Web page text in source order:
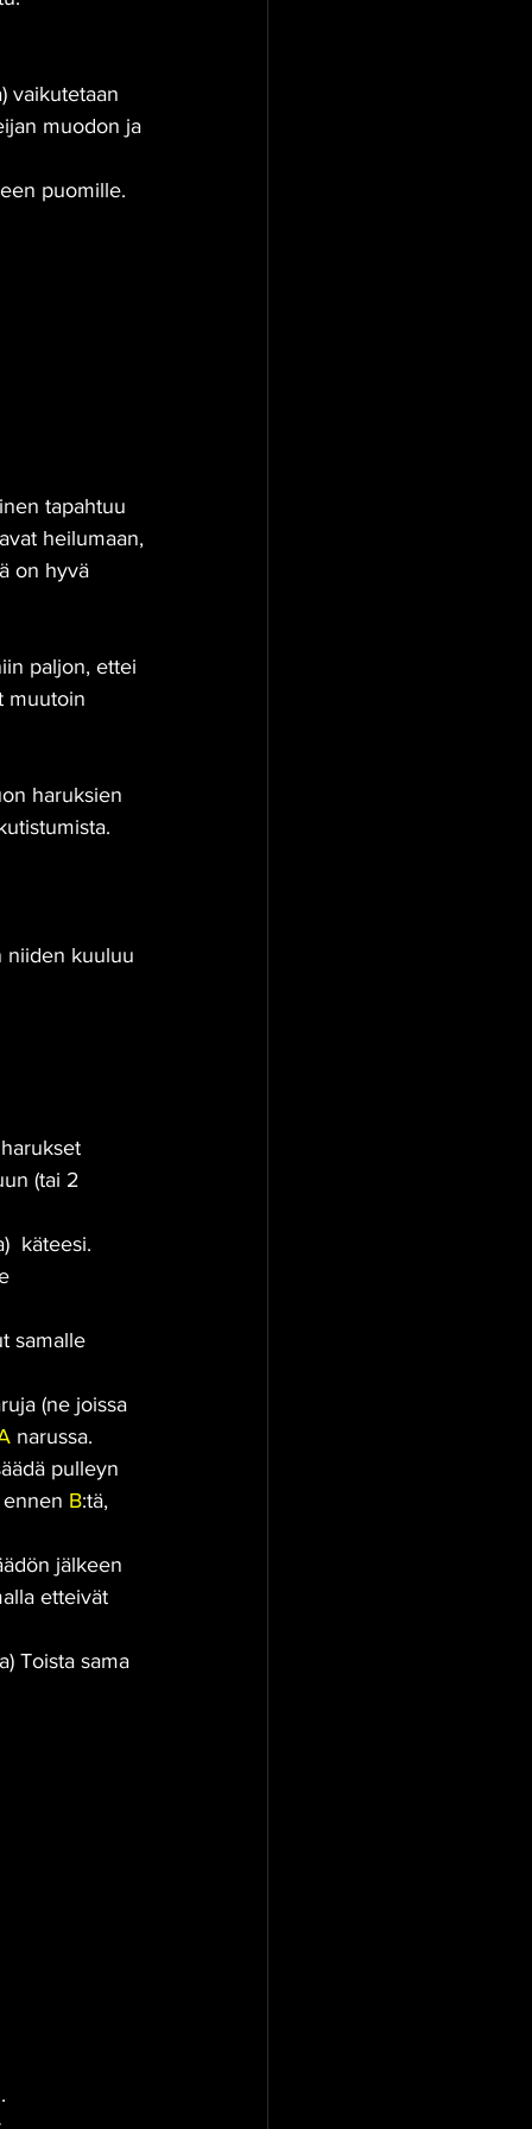
vaikutetaan
muodon ja
puomille.
tapahtuu
heilumaan,
on hyvä
paljon, ettei
muutoin
haruksien
niiden kuuluu
(tai 2
käteesi.
samalle
(ne joissa
narussa.
pulleyn
B:tä,
jälkeen
etteivät
Toista sama